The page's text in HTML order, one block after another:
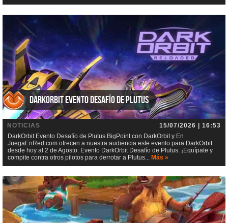
DarkOrbit Evento Desafío de Plutus
NOTICIAS
15/07/2026 | 16:53
DarkOrbit Evento Desafío de Plutus BigPoint con DarkOrbit y En
JuegaEnRed.com ofrecen a nuestra audiencia este evento para DarkOrbit
desde hoy al 2 de Agosto. Evento DarkOrbit Desafío de Plutus. ¡Equípate y
compite contra otros pilotos para derrotar a Plutus... Más »